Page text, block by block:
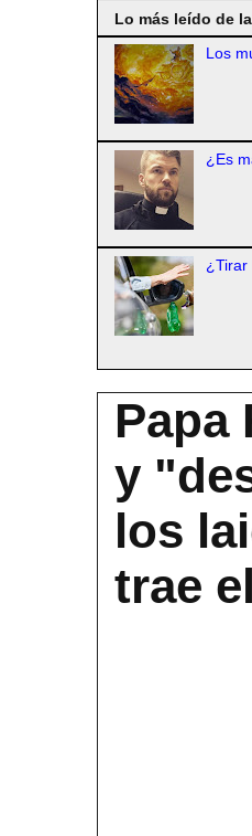
Lo más leído de
Los
¿Es
¿Tirar
Papa
y
los
trae